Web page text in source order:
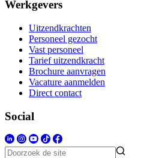
Werkgevers
Uitzendkrachten
Personeel gezocht
Vast personeel
Tarief uitzendkracht
Brochure aanvragen
Vacature aanmelden
Direct contact
Social